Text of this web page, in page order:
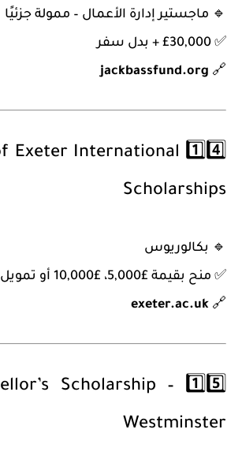
🔹 ماجستير إدارة الأعمال – ممولة جزئيًا
✅ £30,000 + بدل سفر
🔗
jackbassfund.org
1️⃣4️⃣
Exeter International
Scholarships
🔹 بكالوريوس
✅ منح بقيمة £5,000، £10,000 أو تمويل كامل
🔗
exeter.ac.uk
1️⃣5️⃣
Scholarship –
Westminster